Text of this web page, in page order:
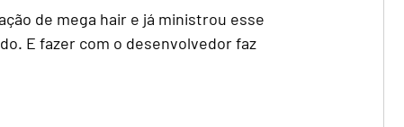
de mega hair e já ministrou esse
E fazer com o desenvolvedor faz